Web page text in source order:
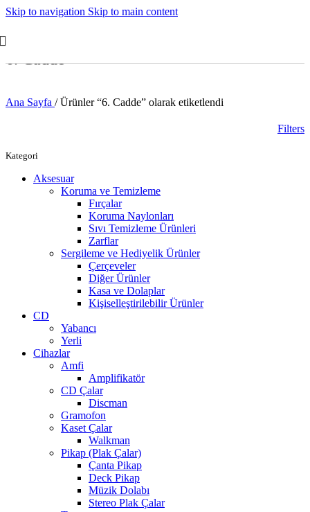
Skip to navigation Skip to main content
6. Cadde
Ana Sayfa / Ürünler “6. Cadde” olarak etiketlendi
Filters
Kategori
Aksesuar
Koruma ve Temizleme
Fırçalar
Koruma Naylonları
Sıvı Temizleme Ürünleri
Zarflar
Sergileme ve Hediyelik Ürünler
Çerçeveler
Diğer Ürünler
Kasa ve Dolaplar
Kişiselleştirilebilir Ürünler
CD
Yabancı
Yerli
Cihazlar
Amfi
Amplifikatör
CD Çalar
Discman
Gramofon
Kaset Çalar
Walkman
Pikap (Plak Çalar)
Çanta Pikap
Deck Pikap
Müzik Dolabı
Stereo Plak Çalar